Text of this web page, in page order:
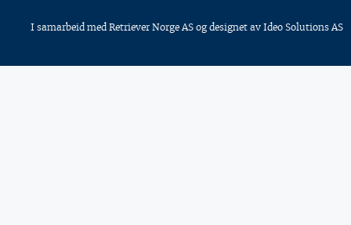
I samarbeid med Retriever Norge AS og designet av Ideo Solutions AS